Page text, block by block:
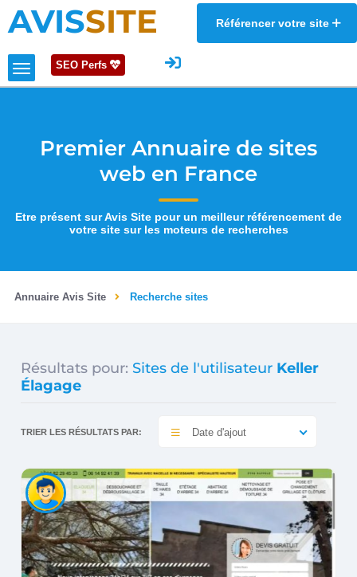
AVISSITE Référencer votre site
SEO Perfs
Premier Annuaire de sites
web en France
Etre présent sur Avis Site pour un meilleur référencement de
votre site sur les moteurs de recherches
Annuaire Avis Site Recherche sites
Résultats pour: Sites de l'utilisateur Keller
Élagage
TRIER LES RÉSULTATS PAR: Date d'ajout